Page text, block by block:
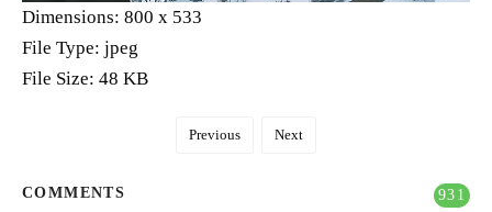
Dimensions: 800 x 533
File Type: jpeg
File Size: 48 KB
Previous Next
COMMENTS 931